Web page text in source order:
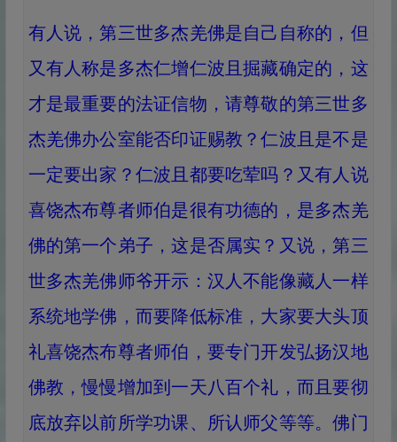
有人说，第三世多杰羌佛是自己自称的，但
又有人称是多杰仁增仁波且掘藏确定的，这
才是最重要的法证信物，请尊敬的第三世多
杰羌佛办公室能否印证赐教？仁波且是不是
一定要出家？仁波且都要吃荤吗？又有人说
喜饶杰布尊者师伯是很有功德的，是多杰羌
佛的第一个弟子，这是否属实？又说，第三
世多杰羌佛师爷开示：汉人不能像藏人一样
系统地学佛，而要降低标准，大家要大头顶
礼喜饶杰布尊者师伯，要专门开发弘扬汉地
佛教，慢慢增加到一天八百个礼，而且要彻
底放弃以前所学功课、所认师父等等。佛门